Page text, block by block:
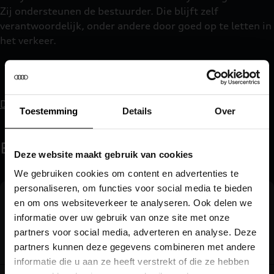
Toestemming Details Over
Deze website maakt gebruik van cookies
We gebruiken cookies om content en advertenties te
personaliseren, om functies voor social media te bieden
en om ons websiteverkeer te analyseren. Ook delen we
informatie over uw gebruik van onze site met onze
partners voor social media, adverteren en analyse. Deze
partners kunnen deze gegevens combineren met andere
informatie die u aan ze heeft verstrekt of die ze hebben
Zij ondersteunen de bestuurder. Die blijft zelf
verantwoordelijk, onder andere door goed op te letten in
het verkeer.
Download de myAudi-app
EditorialColumns
Flexibel
Gebruik de optie net zo lang als u wenst